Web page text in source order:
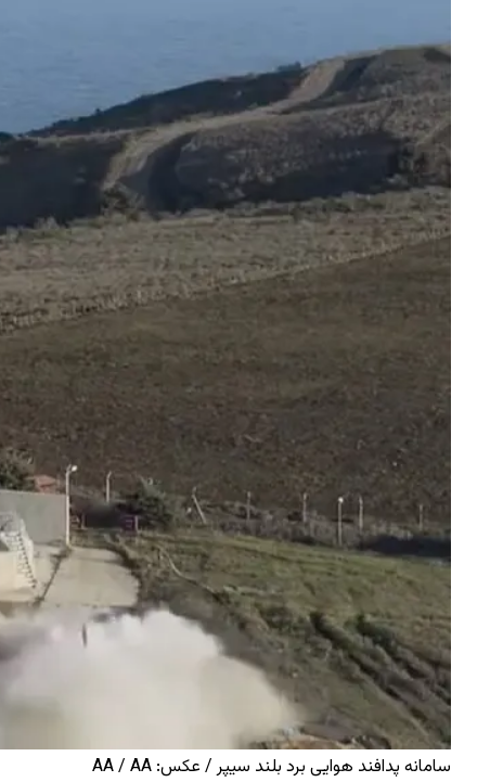
سامانه پدافند هوایی برد بلند سیپر / عکس: AA / AA